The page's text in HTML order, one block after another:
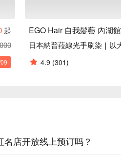
起
4.9 (301)
店开放线上预订吗？